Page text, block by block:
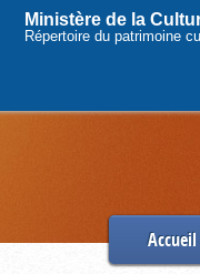
Ministère de la
Répertoire du patrimoine
Accueil